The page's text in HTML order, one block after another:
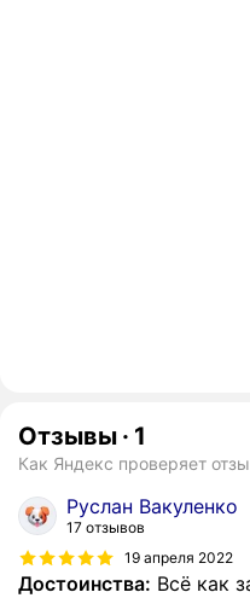
Отзывы · 1
Как Яндекс проверяет
Руслан Вакуленко
17 отзывов
19 апреля 2022
Достоинства: Всё как